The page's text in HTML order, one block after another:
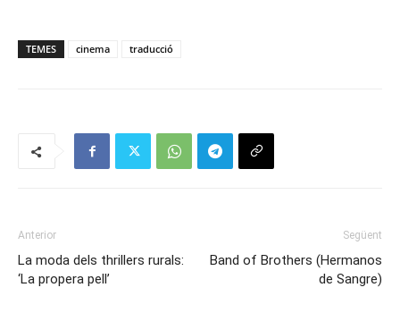
TEMES cinema traducció
Anterior
La moda dels thrillers rurals:
‘La propera pell’
Següent
Band of Brothers (Hermanos
de Sangre)